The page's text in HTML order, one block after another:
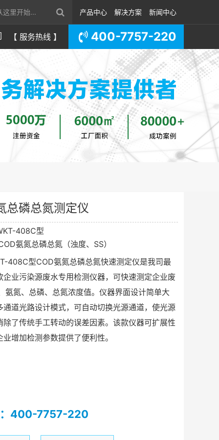
产品中心 解决方案 新闻中心
【 服务热线 】 400-7757-220
总磷总氮测定仪
408C型
氨氮总磷总氮（浊度、SS）
408C型COD氨氮总磷总氮快速测定仪是我司最
企业污染源废水专用检测仪器，可快速测定企业废
氨氮、总磷、总氮浓度值。仪器界面设计简单大
通道光路设计模式，可自动切换光源通道，使光源
除了传统手工转动的误差因素。该款仪器可扩展性
增加检测参数提供了便利性。
：400-7757-220